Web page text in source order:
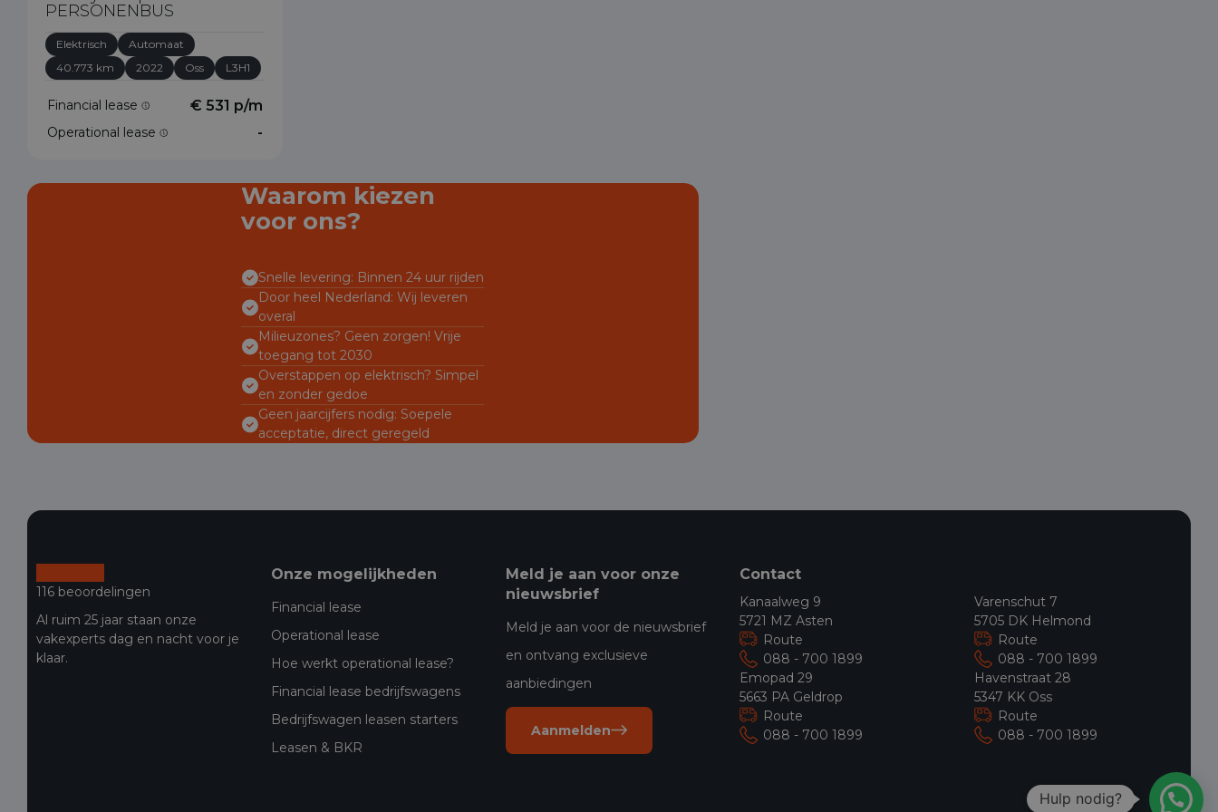
PERSONENBUS
Elektrisch
Automaat
40.773 km
2022 Oss L3H1
Financial lease € 531 p/m
Operational lease -
Waarom kiezen
voor ons?
Snelle levering: Binnen 24 uur rijden
Door heel Nederland: Wij leveren
overal
Milieuzones? Geen zorgen! Vrije
toegang tot 2030
Overstappen op elektrisch? Simpel
en zonder gedoe
Geen jaarcijfers nodig: Soepele
acceptatie, direct geregeld
116 beoordelingen
Al ruim 25 jaar staan onze
vakexperts dag en nacht voor je
klaar.
Onze mogelijkheden
Financial lease
Operational lease
Hoe werkt operational lease?
Financial lease bedrijfswagens
Bedrijfswagen leasen starters
Leasen & BKR
Meld je aan voor onze
nieuwsbrief
Meld je aan voor de nieuwsbrief
en ontvang exclusieve
aanbiedingen
Aanmelden
Contact
Kanaalweg 9
5721 MZ Asten
Route
088 - 700 1899
Emopad 29
5663 PA Geldrop
Route
088 - 700 1899
Varenschut 7
5705 DK Helmond
Route
088 - 700 1899
Havenstraat 28
5347 KK Oss
Route
088 - 700 1899
Hulp nodig?